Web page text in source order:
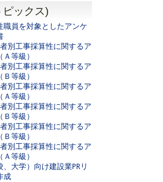
ックス)
職員を対象としたアンケ
別工事採算性に関するア
等級）
別工事採算性に関するア
等級）
別工事採算性に関するア
等級）
別工事採算性に関するア
等級）
別工事採算性に関するア
等級）
別工事採算性に関するア
等級）
大学）向け建設業PRリ
成